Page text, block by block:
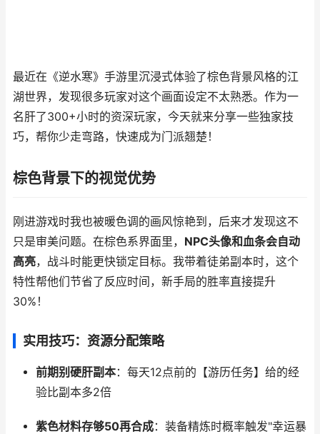
最近在《逆水寒》手游里沉浸式体验了棕色背景风格的江
湖世界，发现很多玩家对这个画面设定不太熟悉。作为一
名肝了300+小时的资深玩家，今天就来分享一些独家技
巧，帮你少走弯路，快速成为门派翘楚！
棕色背景下的视觉优势
刚进游戏时我也被暖色调的画风惊艳到，后来才发现这不
只是审美问题。在棕色系界面里， NPC头像和血条会自动
高亮，战斗时能更快锁定目标。我带着徒弟副本时，这个
特性帮他们节省了反应时间，新手局的胜率直接提升
30%！
实用技巧：资源分配策略
前期别硬肝副本：每天12点前的【游历任务】给的经
验比副本多2倍
紫色材料存够50再合成：装备精炼时概率触发"幸运暴